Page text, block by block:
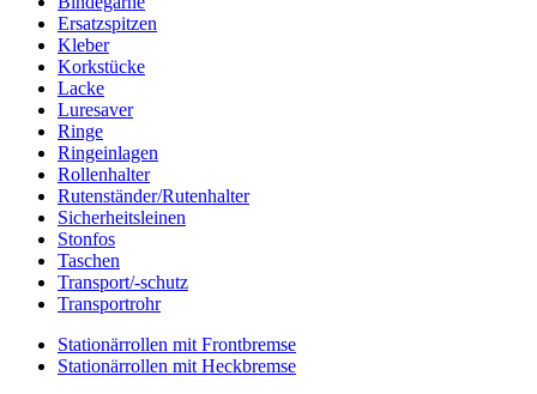
Ersatzspitzen
Kleber
Korkstücke
Lacke
Luresaver
Ringe
Ringeinlagen
Rollenhalter
Rutenständer/Rutenhalter
Sicherheitsleinen
Stonfos
Taschen
Transport/-schutz
Transportrohr
Stationärrollen mit Frontbremse
Stationärrollen mit Heckbremse